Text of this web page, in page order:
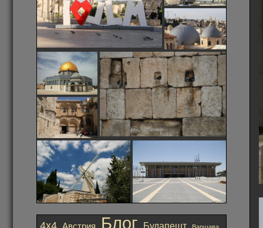
4х4 Австрия Блог Будапешт